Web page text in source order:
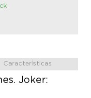
Características
Joker: